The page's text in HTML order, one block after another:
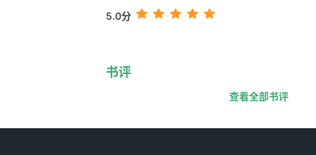
5.0分
书评
查看全部书评